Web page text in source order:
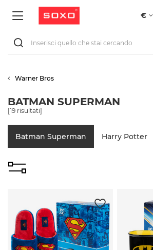
€
Warner Bros
BATMAN SUPERMAN
[19 risultati]
Batman Superman Harry Potter